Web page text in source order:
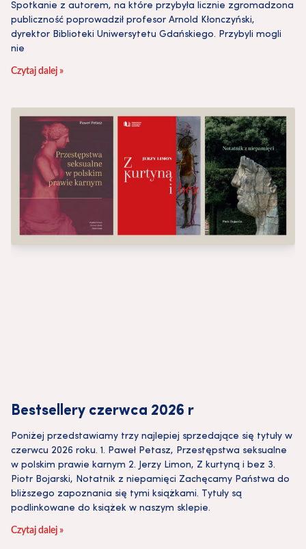
Spotkanie z autorem, na które przybyła licznie zgromadzona
publiczność poprowadził profesor Arnold Kłonczyński,
dyrektor Biblioteki Uniwersytetu Gdańskiego. Przybyli mogli
nie
Czytaj dalej »
Bestsellery czerwca 2026 r
Poniżej przedstawiamy trzy najlepiej sprzedające się tytuły w
czerwcu 2026 roku. 1. Paweł Petasz, Przestępstwa seksualne
w polskim prawie karnym 2. Jerzy Limon, Z kurtyną i bez 3.
Piotr Bojarski, Notatnik z niepamięci Zachęcamy Państwa do
bliższego zapoznania się tymi książkami. Tytuły są
podlinkowane do książek w naszym sklepie.
Czytaj dalej »